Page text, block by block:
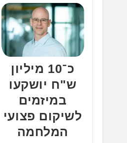
.
.
כ־10 מיליון
ש"ח יושקעו
במיזמים
לשיקום פצועי
המלחמה